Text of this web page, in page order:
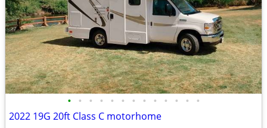
• • • • • • • • • • • • •
2022 19G 20ft Class C motorhome